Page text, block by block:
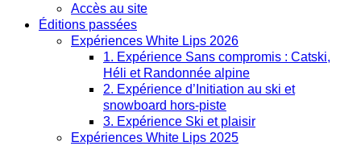
Accès au site
Éditions passées
Expériences White Lips 2026
1. Expérience Sans compromis : Catski,
Héli et Randonnée alpine
2. Expérience d’Initiation au ski et
snowboard hors-piste
3. Expérience Ski et plaisir
Expériences White Lips 2025